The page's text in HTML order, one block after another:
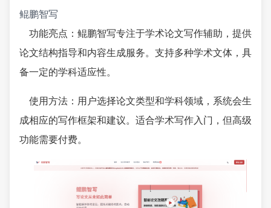
鲲鹏智写
功能亮点：鲲鹏智写专注于学术论文写作辅助，提供
论文结构指导和内容生成服务。支持多种学术文体，具
备一定的学科适应性。
使用方法：用户选择论文类型和学科领域，系统会生
成相应的写作框架和建议。适合学术写作入门，但高级
功能需要付费。